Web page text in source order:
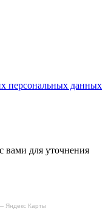
Яндекс Карты
персональных данных
вами для уточнения